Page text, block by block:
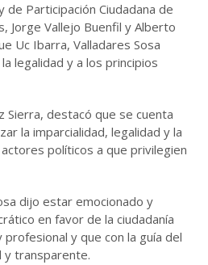
Participación Ciudadana de
Jorge Vallejo Buenfil y Alberto
Uc Ibarra, Valladares Sosa
legalidad y a los principios
Sierra, destacó que se cuenta
la imparcialidad, legalidad y la
políticos a que privilegien
dijo estar emocionado y
en favor de la ciudadanía
y que con la guía del
y transparente.